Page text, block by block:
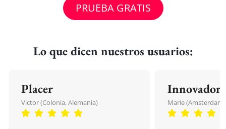
PRUEBA GRATIS
Lo que dicen nuestros usuarios:
Placer
Victor (Colonia, Alemania)
Innovador
Marie (Amsterdam,